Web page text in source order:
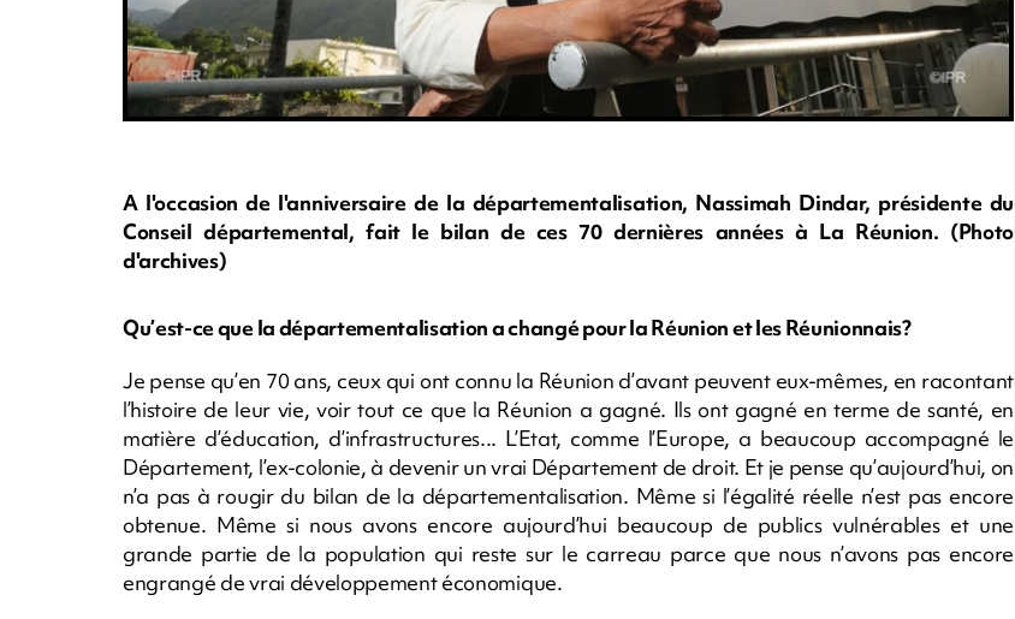
A l'occasion de l'anniversaire de la départementalisation, Nassimah Dindar, présidente du
Conseil départemental, fait le bilan de ces 70 dernières années à La Réunion. (Photo
d'archives)
Qu’est-ce que la départementalisation a changé pour la Réunion et les Réunionnais?
Je pense qu’en 70 ans, ceux qui ont connu la Réunion d’avant peuvent eux-mêmes, en racontant
l’histoire de leur vie, voir tout ce que la Réunion a gagné. Ils ont gagné en terme de santé, en
matière d’éducation, d’infrastructures... L’Etat, comme l’Europe, a beaucoup accompagné le
Département, l’ex-colonie, à devenir un vrai Département de droit. Et je pense qu’aujourd’hui, on
n’a pas à rougir du bilan de la départementalisation. Même si l’égalité réelle n’est pas encore
obtenue. Même si nous avons encore aujourd’hui beaucoup de publics vulnérables et une
grande partie de la population qui reste sur le carreau parce que nous n’avons pas encore
engrangé de vrai développement économique.